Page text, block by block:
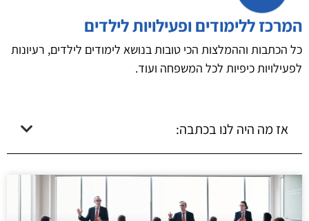
המרכז ללימודים ופעילויות לילדים
כל הכתבות וההמלצות הכי טובות בנושא לימודים לילדים, רעיונות
לפעילויות כיפיות לכל המשפחה ועוד.
אז מה היה לנו בכתבה: